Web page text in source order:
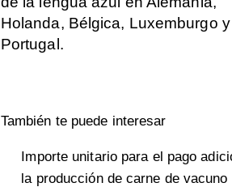
Holanda, Bélgica, Luxemburgo y
Portugal.
También te puede interesar
Importe unitario para el pago
la producción de carne de vacuno